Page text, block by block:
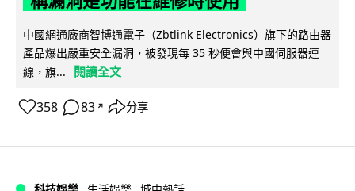
中國網通廠商智博通電子（Zbtlink Electronics）旗下的路由器
產品爆出嚴重安全漏洞，被發現每 35 秒便會與中國伺服器連
線，旗...
閱讀全文
358 83 ↗ 分享